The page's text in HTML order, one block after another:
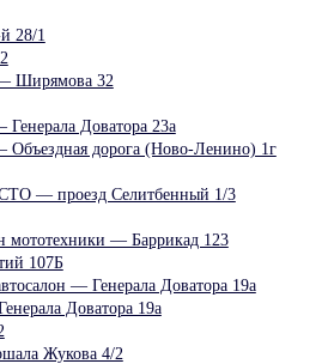
28/1
Ширямова 32
Доватора 23а
дорога (Ново-Ленино) 1г
— проезд Селитбенный 1/3
мототехники — Баррикад 123
107Б
— Генерала Доватора 19а
Доватора 19а
Жукова 4/2